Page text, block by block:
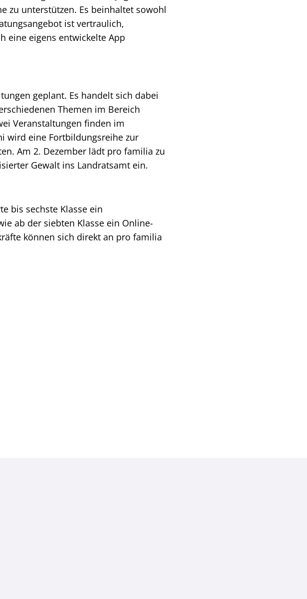
zu unterstützen. Es beinhaltet sowohl
ist vertraulich,
eine eigens entwickelte App
geplant. Es handelt sich dabei
Themen im Bereich
Veranstaltungen finden im
wird eine Fortbildungsreihe zur
Am 2. Dezember lädt pro familia zu
Gewalt ins Landratsamt ein.
bis sechste Klasse ein
ab der siebten Klasse ein Online-
können sich direkt an pro familia